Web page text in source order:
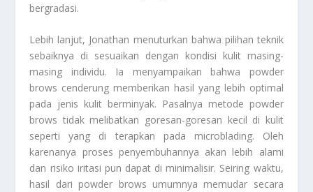
bergradasi.
Lebih lanjut, Jonathan menuturkan bahwa pilihan teknik
sebaiknya di sesuaikan dengan kondisi kulit masing-
masing individu. Ia menyampaikan bahwa powder
brows cenderung memberikan hasil yang lebih optimal
pada jenis kulit berminyak. Pasalnya metode powder
brows tidak melibatkan goresan-goresan kecil di kulit
seperti yang di terapkan pada microblading. Oleh
karenanya proses penyembuhannya akan lebih alami
dan risiko iritasi pun dapat di minimalisir. Seiring waktu,
hasil dari powder brows umumnya memudar secara